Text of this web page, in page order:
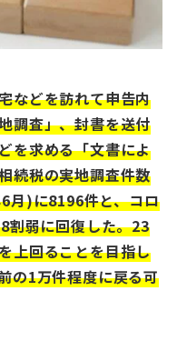
などを訪れて申告内
調査」、封書を送付
を求める「文書によ
続税の実地調査件数
月)に8196件と、コロ
割弱に回復した。23
上回ることを目指し
の1万件程度に戻る可